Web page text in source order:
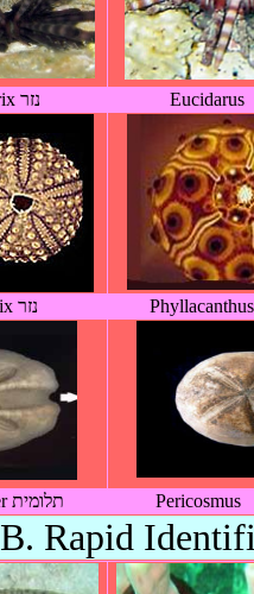
Echinothrix נזר
Diploporaster תלומית
B. Rapid